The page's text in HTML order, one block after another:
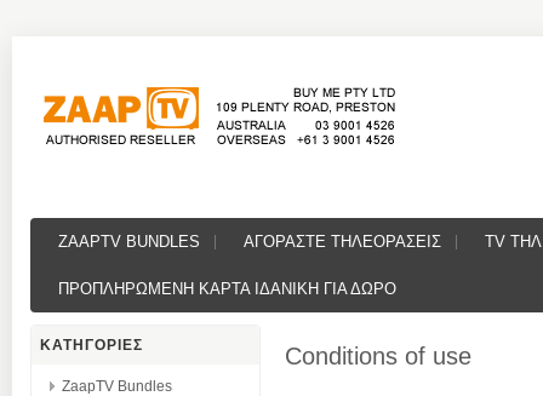
ZAAPTV BUNDLES ΑΓΟΡΑΣΤΕ ΤΗΛΕΟΡΑΣΕΙΣ TV
ΠΡΟΠΛΗΡΩΜΕΝΗ ΚΑΡΤΑ ΙΔΑΝΙΚΗ ΓΙΑ ΔΩΡΟ
ΚΑΤΗΓΟΡΙΕΣ
ZaapTV Bundles
Conditions of use